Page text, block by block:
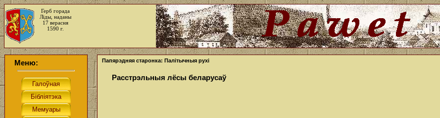
Герб горада
Ліды, наданы
17 верасня
1590 г.
Меню: Папярэдняя старонка: Палітычныя рухі
Расстрэльныя лёсы беларусаў